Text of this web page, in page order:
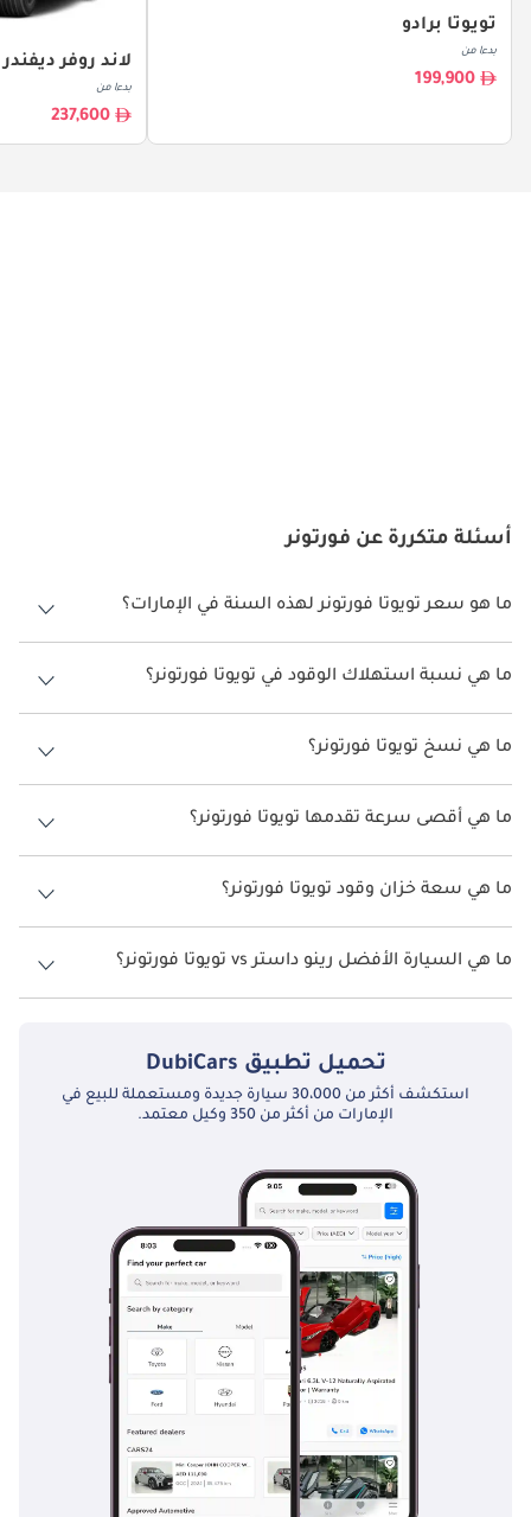
تويوتا برادو
بدءا من
199,900
لاند روفر ديفندر
بدءا من
237,600
أسئلة متكررة عن فورتونر
ما هو سعر تويوتا فورتونر لهذه السنة في الإمارات؟
تويوتا فورتونر لهذه السنة في الإمارات هو 128,900 -
173,900.
ما هي نسبة استهلاك الوقود في تويوتا فورتونر؟
اقترحت الشركة المصنعة أن تكون نسبة توفير استهلاك الوقود لسيارة تويوتا
فورتونر هو 7 كم/ليتر - 8 كم/ليتر.
ما هي نسخ تويوتا فورتونر؟
نسخ تويوتا فورتونر هي 2.7L EXR، 4.0L GXR و 4.0L VXR.
ما هي أقصى سرعة تقدمها تويوتا فورتونر؟
السرعة القصوى تويوتا فورتونر هي 180 كم/الساعة - 187 كم/الساعة.
ما هي سعة خزان وقود تويوتا فورتونر؟
تبلغ سعة خزان الوقود في تويوتا فورتونر 80 ليتر.
ما هي السيارة الأفضل رينو داستر vs تويوتا فورتونر؟
تبدأ أسعاررينو داسترفي الإمارات من 52,000 إماراتي، وتبدأ أسعارتويوتا
تحميل تطبيق DubiCars
استكشف أكثر من 30،000 سيارة جديدة ومستعملة للبيع في
الإمارات من أكثر من 350 وكيل معتمد.